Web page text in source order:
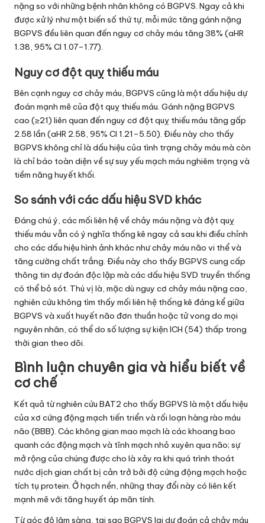
nặng so với những bệnh nhân không có BGPVS. Ngay cả khi
được xử lý như một biến số thứ tự, mỗi mức tăng gánh nặng
BGPVS đều liên quan đến nguy cơ chảy máu tăng 38% (aHR
1.38, 95% CI 1.07–1.77).
Nguy cơ đột quỵ thiếu máu
Bên cạnh nguy cơ chảy máu, BGPVS cũng là một dấu hiệu dự
đoán mạnh mẽ của đột quỵ thiếu máu. Gánh nặng BGPVS
cao (≥21) liên quan đến nguy cơ đột quỵ thiếu máu tăng gấp
2.58 lần (aHR 2.58, 95% CI 1.21–5.50). Điều này cho thấy
BGPVS không chỉ là dấu hiệu của tình trạng chảy máu mà còn
là chỉ báo toàn diện về sự suy yếu mạch máu nghiêm trọng và
tiềm năng huyết khối.
So sánh với các dấu hiệu SVD khác
Đáng chú ý, các mối liên hệ về chảy máu nặng và đột quỵ
thiếu máu vẫn có ý nghĩa thống kê ngay cả sau khi điều chỉnh
cho các dấu hiệu hình ảnh khác như chảy máu não vi thể và
tăng cường chất trắng. Điều này cho thấy BGPVS cung cấp
thông tin dự đoán độc lập mà các dấu hiệu SVD truyền thống
có thể bỏ sót. Thú vị là, mặc dù nguy cơ chảy máu nặng cao,
nghiên cứu không tìm thấy mối liên hệ thống kê đáng kể giữa
BGPVS và xuất huyết não đơn thuần hoặc tử vong do mọi
nguyên nhân, có thể do số lượng sự kiện ICH (54) thấp trong
thời gian theo dõi.
Bình luận chuyên gia và hiểu biết về
cơ chế
Kết quả từ nghiên cứu BAT2 cho thấy BGPVS là một dấu hiệu
của xơ cứng động mạch tiến triển và rối loạn hàng rào máu
não (BBB). Các không gian mao mạch là các khoang bao
quanh các động mạch và tĩnh mạch nhỏ xuyên qua não; sự
mở rộng của chúng được cho là xảy ra khi quá trình thoát
nước dịch gian chất bị cản trở bởi độ cứng động mạch hoặc
tích tụ protein. Ở hạch nền, những thay đổi này có liên kết
mạnh mẽ với tăng huyết áp mãn tính.
Từ góc độ lâm sàng, tại sao BGPVS lại dự đoán cả chảy máu